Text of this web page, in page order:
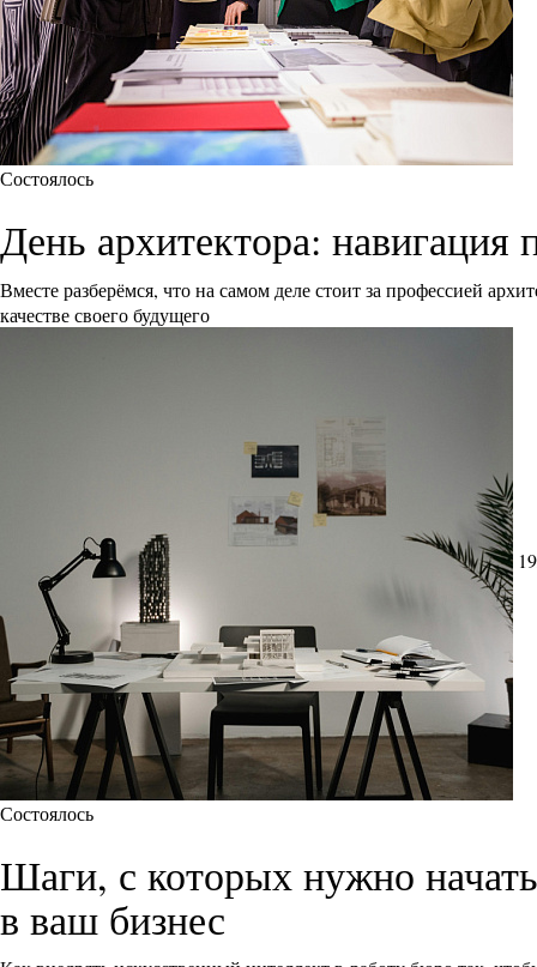
Состоялось
День архитектора: навигация
Вместе разберёмся, что на самом деле стоит за профессией
качестве своего будущего
Состоялось
Шаги, с которых нужно
в ваш бизнес